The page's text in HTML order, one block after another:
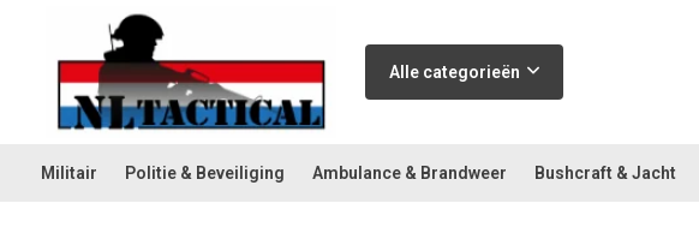
Alle categorieën
Militair Politie & Beveiliging Ambulance & Brandweer Bushcraft & Jacht